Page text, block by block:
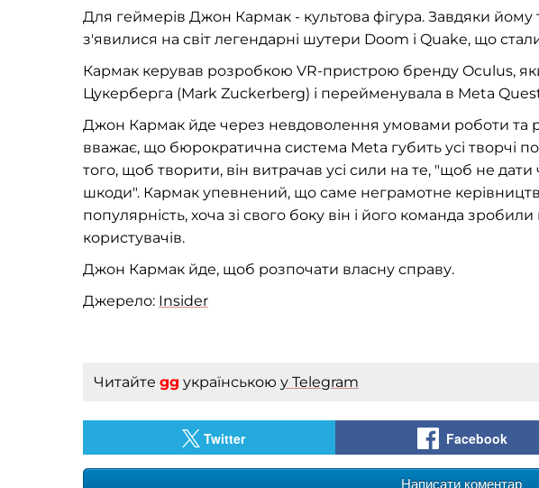
Для геймерів Джон Кармак - культова фігура. Завдяки
з'явилися на світ легендарні шутери Doom і Quake, що
Кармак керував розробкою VR-пристрою бренду Oculus,
Цукерберга (Mark Zuckerberg) і перейменувала в Meta
Джон Кармак йде через невдоволення умовами роботи та
вважає, що бюрократична система Meta губить усі творчі
того, щоб творити, він витрачав усі сили на те, "щоб не дати
шкоди". Кармак упевнений, що саме неграмотне
популярність, хоча зі свого боку він і його команда
користувачів.
Джон Кармак йде, щоб розпочати власну справу.
Джерело: Insider
Читайте gg українською у Telegram
Twitter Facebook
Написати коментар